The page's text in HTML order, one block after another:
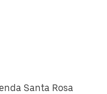
Santa Rosa